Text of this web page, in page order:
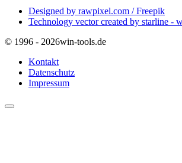
Designed by rawpixel.com / Freepik
Technology vector created by starline -
© 1996 - 2026win-tools.de
Kontakt
Datenschutz
Impressum